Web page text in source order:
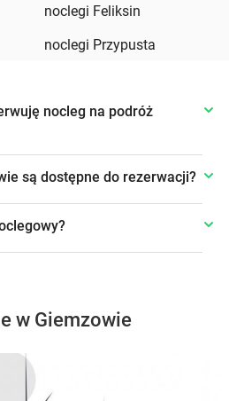
noclegi Feliksin
noclegi Przypusta
nocleg na podróż
są dostępne do rezerwacji?
w Giemzowie